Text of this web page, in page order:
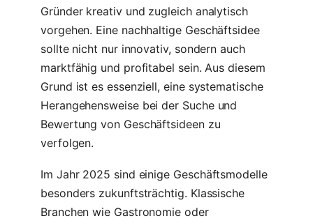
Gründer kreativ und zugleich analytisch
vorgehen. Eine nachhaltige Geschäftsidee
sollte nicht nur innovativ, sondern auch
marktfähig und profitabel sein. Aus diesem
Grund ist es essenziell, eine systematische
Herangehensweise bei der Suche und
Bewertung von Geschäftsideen zu
verfolgen.
Im Jahr 2025 sind einige Geschäftsmodelle
besonders zukunftsträchtig. Klassische
Branchen wie Gastronomie oder